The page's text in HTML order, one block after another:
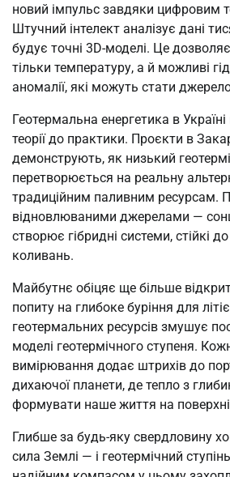
новий імпульс завдяки цифровим
Штучний інтелект аналізує дані
будує точні 3D-моделі. Це
тільки температуру, а й можливі
аномалії, які можуть стати
Геотермальна енергетика в
теорії до практики. Проєкти в
демонструють, як низький
перетворюється на реальну
традиційним паливним ресурсам.
відновлюваними джерелами —
створює гібридні системи, стійкі
коливань.
Майбутнє обіцяє ще більше
попиту на глибоке буріння для
геотермальних ресурсів змушує
моделі геотермічного ступеня.
вимірювання додає штрихів до
дихаючої планети, де тепло з
формувати наше життя на
Глибше за будь-яку свердловину
сила Землі — і геотермічний